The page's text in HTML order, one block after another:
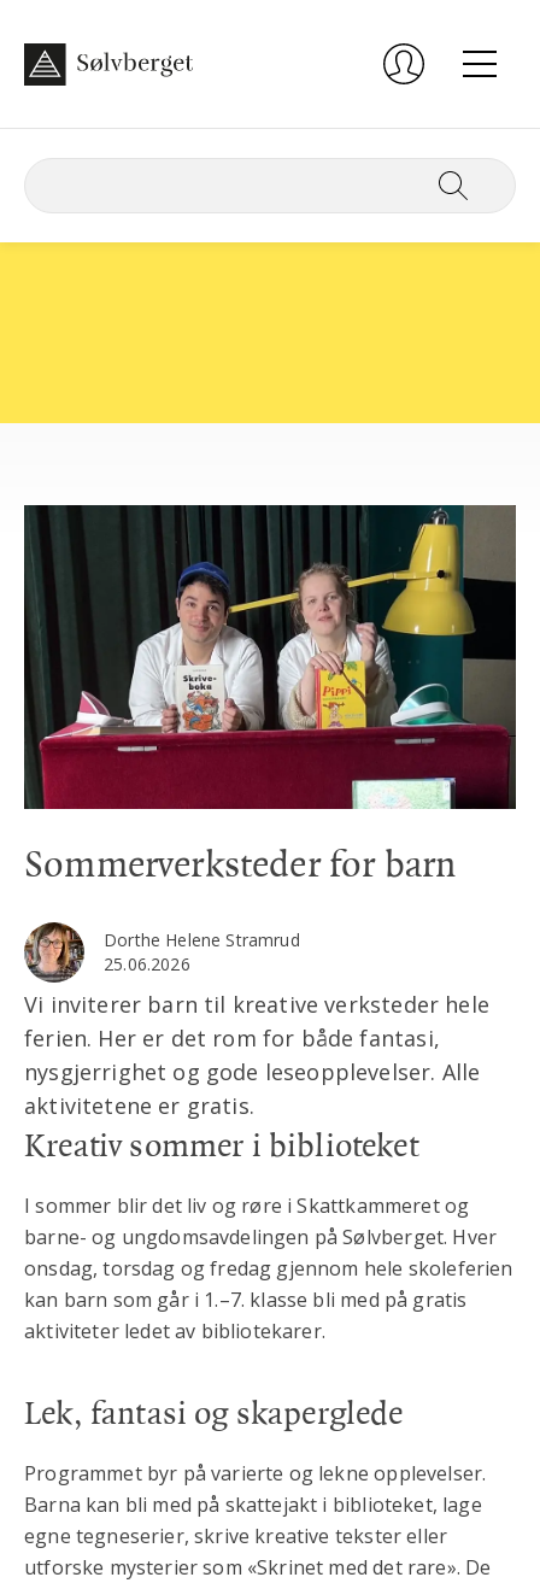
Sommerverksteder for barn
Dorthe Helene Stramrud
25.06.2026
Vi inviterer barn til kreative verksteder hele
ferien. Her er det rom for både fantasi,
nysgjerrighet og gode leseopplevelser. Alle
aktivitetene er gratis.
Kreativ sommer i biblioteket
I sommer blir det liv og røre i Skattkammeret og
barne- og ungdomsavdelingen på Sølvberget. Hver
onsdag, torsdag og fredag gjennom hele skoleferien
kan barn som går i 1.–7. klasse bli med på gratis
aktiviteter ledet av bibliotekarer.
Lek, fantasi og skaperglede
Programmet byr på varierte og lekne opplevelser.
Barna kan bli med på skattejakt i biblioteket, lage
egne tegneserier, skrive kreative tekster eller
utforske mysterier som «Skrinet med det rare». De